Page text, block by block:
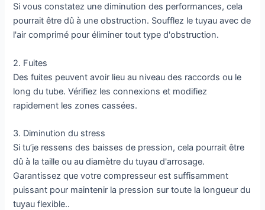
Si vous constatez une diminution des performances, cela
pourrait être dû à une obstruction. Soufflez le tuyau avec de
l'air comprimé pour éliminer tout type d'obstruction.
2. Fuites
Des fuites peuvent avoir lieu au niveau des raccords ou le
long du tube. Vérifiez les connexions et modifiez
rapidement les zones cassées.
3. Diminution du stress
Si tu’je ressens des baisses de pression, cela pourrait être
dû à la taille ou au diamètre du tuyau d'arrosage.
Garantissez que votre compresseur est suffisamment
puissant pour maintenir la pression sur toute la longueur du
tuyau flexible..